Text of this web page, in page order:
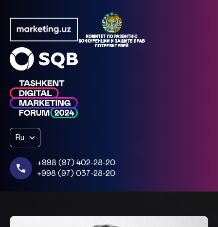
Ru
+998 (97) 402-28-20
+998 (97) 037-28-20